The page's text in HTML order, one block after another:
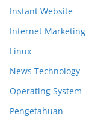
Instant Website
Internet Marketing
Linux
News Technology
Operating System
Pengetahuan